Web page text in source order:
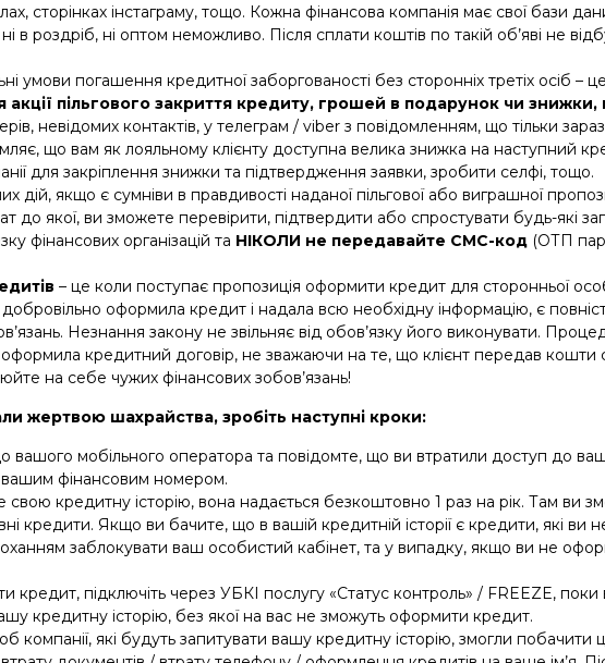
сторінках інстаграму, тощо. Кожна фінансова компанія має свої бази
в роздріб, ні оптом неможливо. Після сплати коштів по такій об’яві не
умови погашення кредитної заборгованості без сторонніх третіх осіб
акції пільгового закриття кредиту, грошей в подарунок чи
невідомих контактів, у телеграм / viber з повідомленням, що тільки
що вам як лояльному клієнту доступна велика знижка на
для закріплення знижки та підтвердження заявки, зробити селфі, тощо.
дій, якщо є сумніви в правдивості наданої пільгової або виграшної
до якої, ви зможете перевірити, підтвердити або спростувати будь-які
фінансових організацій та НІКОЛИ не передавайте СМС-код (ОТП
– це коли поступає пропозиція оформити кредит для сторонньої
оформила кредит і надала всю необхідну інформацію, є
Незнання закону не звільняє від обов’язку його виконувати.
кредитний договір, не зважаючи на те, що клієнт передав кошти
на себе чужих фінансових зобов’язань!
жертвою шахрайства, зробіть наступні кроки:
вашого мобільного оператора та повідомте, що ви втратили доступ до
вашим фінансовим номером.
свою кредитну історію, вона надається безкоштовно 1 раз на рік. Там ви
кредити. Якщо ви бачите, що в вашій кредитній історії є кредити, які
заблокувати ваш особистий кабінет, та у випадку, якщо ви не
кредит, підключіть через УБКІ послугу «Статус контроль» / FREEZE,
кредитну історію, без якої на вас не зможуть оформити кредит.
які будуть запитувати вашу кредитну історію, змогли побачити